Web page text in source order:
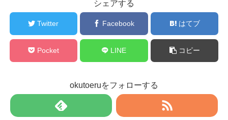
シェアする
Twitter Facebook はてブ
Pocket LINE コピー
okutoeruをフォローする